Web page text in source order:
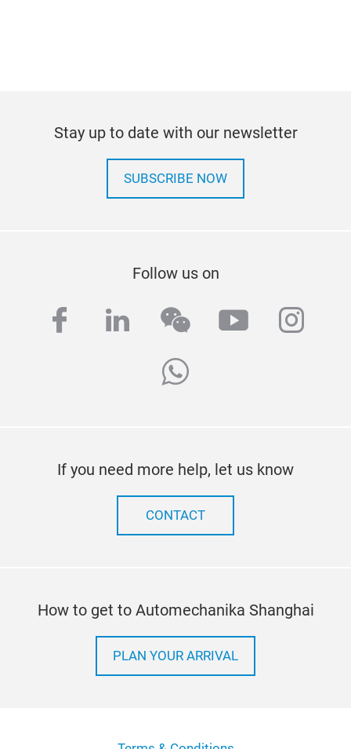
Stay up to date with our newsletter
SUBSCRIBE NOW
Follow us on
facebook
linkedinwechatyoutube
whatsapp
If you need more help, let us know
CONTACT
How to get to Automechanika Shanghai
PLAN YOUR ARRIVAL